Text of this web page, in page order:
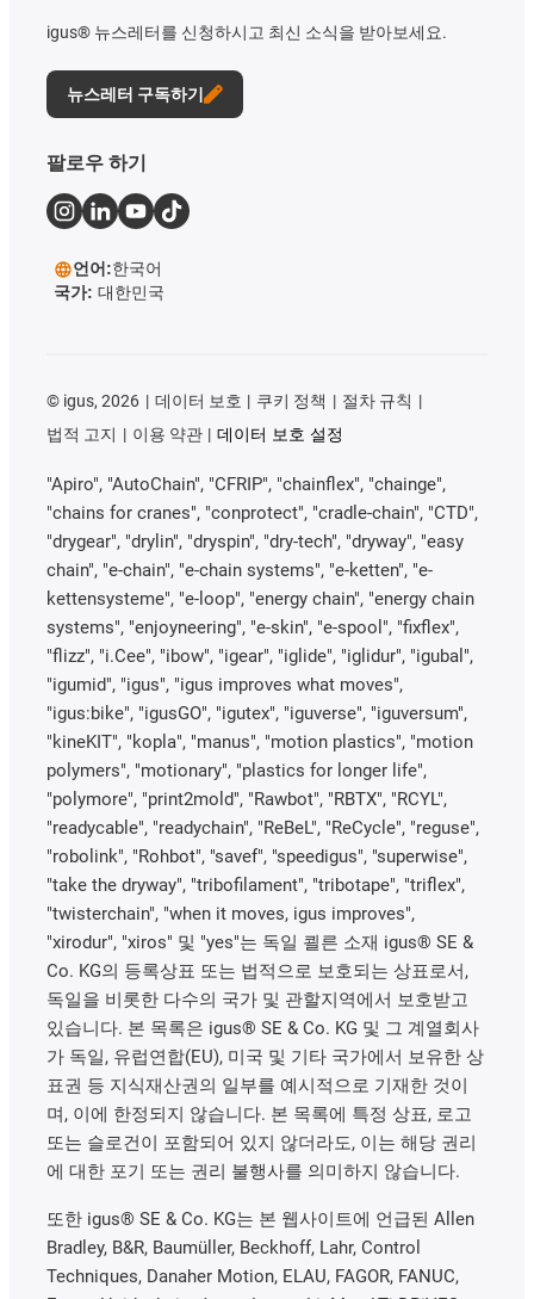
igus® 뉴스레터를 신청하시고 최신 소식을 받아보세요.
뉴스레터 구독하기
팔로우 하기
언어:한국어
국가: 대한민국
© igus, 2026 데이터 보호 쿠키 정책
절차 규칙
법적 고지
이용 약관 데이터 보호 설정
"Apiro", "AutoChain", "CFRIP", "chainflex", "chainge",
"chains for cranes", "conprotect", "cradle-chain", "CTD",
"drygear", "drylin", "dryspin", "dry-tech", "dryway", "easy
chain", "e-chain", "e-chain systems", "e-ketten", "e-
kettensysteme", "e-loop", "energy chain", "energy chain
systems", "enjoyneering", "e-skin", "e-spool", "fixflex",
"flizz", "i.Cee", "ibow", "igear", "iglide", "iglidur", "igubal",
"igumid", "igus", "igus improves what moves",
"igus:bike", "igusGO", "igutex", "iguverse", "iguversum",
"kineKIT", "kopla", "manus", "motion plastics", "motion
polymers", "motionary", "plastics for longer life",
"polymore", "print2mold", "Rawbot", "RBTX", "RCYL",
"readycable", "readychain", "ReBeL", "ReCycle", "reguse",
"robolink", "Rohbot", "savef", "speedigus", "superwise",
"take the dryway", "tribofilament", "tribotape", "triflex",
"twisterchain", "when it moves, igus improves",
"xirodur", "xiros" 및 "yes"는 독일 쾰른 소재 igus® SE &
Co. KG의 등록상표 또는 법적으로 보호되는 상표로서,
독일을 비롯한 다수의 국가 및 관할지역에서 보호받고
있습니다. 본 목록은 igus® SE & Co. KG 및 그 계열회사
가 독일, 유럽연합(EU), 미국 및 기타 국가에서 보유한 상
표권 등 지식재산권의 일부를 예시적으로 기재한 것이
며, 이에 한정되지 않습니다. 본 목록에 특정 상표, 로고
또는 슬로건이 포함되어 있지 않더라도, 이는 해당 권리
에 대한 포기 또는 권리 불행사를 의미하지 않습니다.
또한 igus® SE & Co. KG는 본 웹사이트에 언급된 Allen
Bradley, B&R, Baumüller, Beckhoff, Lahr, Control
Techniques, Danaher Motion, ELAU, FAGOR, FANUC,